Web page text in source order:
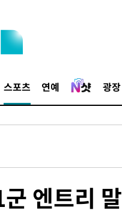
스포츠 연예 광장
엔트리 말